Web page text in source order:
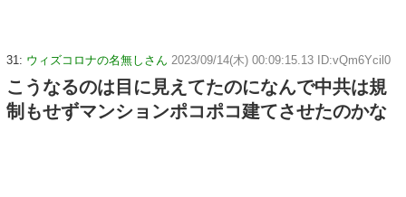
31: ウィズコロナの名無しさん 2023/09/14(木) 00:09:15.13 ID:vQm6Ycil0
こうなるのは目に見えてたのになんで中共は規
制もせずマンションポコポコ建てさせたのかな